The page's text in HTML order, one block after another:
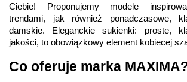
Ciebie! Proponujemy modele
trendami, jak również ponadczasowe,
damskie. Eleganckie sukienki: proste,
jakości, to obowiązkowy element kobiecej
Co oferuje marka